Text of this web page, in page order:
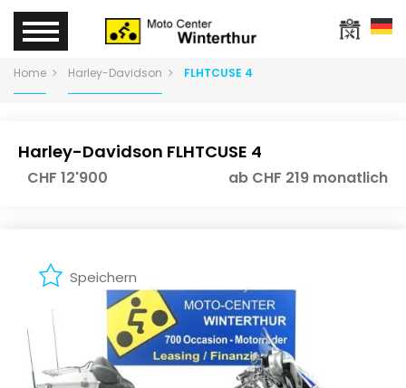
Home Harley-Davidson FLHTCUSE 4
Harley-Davidson FLHTCUSE 4
CHF 12'900 ab CHF 219 monatlich
Speichern